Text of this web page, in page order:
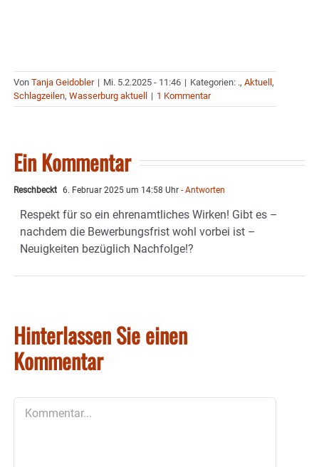
Von Tanja Geidobler | Mi. 5.2.2025 - 11:46 | Kategorien: ., Aktuell ,
Schlagzeilen, Wasserburg aktuell | 1 Kommentar
Ein Kommentar
Reschbeckt 6. Februar 2025 um 14:58 Uhr - Antworten
Respekt für so ein ehrenamtliches Wirken! Gibt es –
nachdem die Bewerbungsfrist wohl vorbei ist –
Neuigkeiten bezüglich Nachfolge!?
Hinterlassen Sie einen
Kommentar